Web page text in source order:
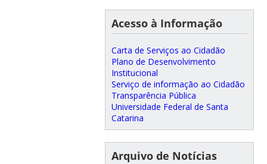
Acesso à Informação
Carta de Serviços ao Cidadão
Plano de Desenvolvimento
Institucional
Serviço de informação ao Cidadão
Transparência Pública
Universidade Federal de Santa
Catarina
Arquivo de Notícias